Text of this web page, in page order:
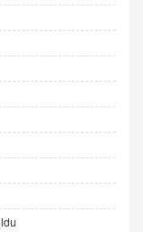
Vurulan Şamar:
Yürüyoruz"